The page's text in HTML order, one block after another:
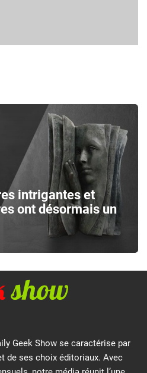
intrigantes et
ont désormais un
Geek Show se caractérise par
de ses choix éditoriaux. Avec